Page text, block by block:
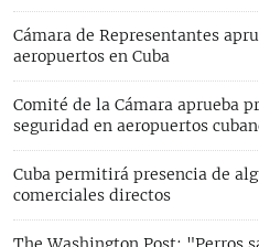
Cámara de Representantes
aeropuertos en Cuba
Comité de la Cámara aprueba
seguridad en aeropuertos
Cuba permitirá presencia de
comerciales directos